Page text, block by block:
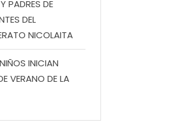
PADRES DE
DEL
NICOLAITA
INICIAN
VERANO DE LA